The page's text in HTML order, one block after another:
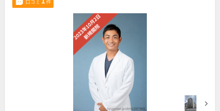
口コミ 件